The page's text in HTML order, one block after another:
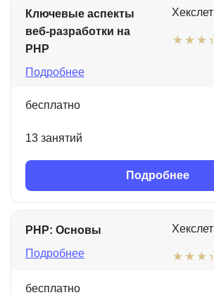
Ключевые аспекты
веб-разработки на
PHP
Подробнее
Хекслет
бесплатно
13 занятий
Подробнее
PHP: Основы
Подробнее
Хекслет
бесплатно